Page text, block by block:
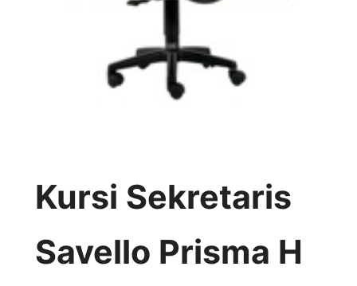
Kursi Sekretaris
Savello Prisma H